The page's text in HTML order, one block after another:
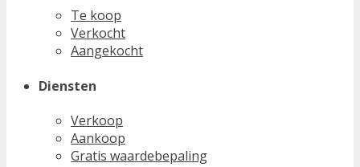
Te koop
Verkocht
Aangekocht
Diensten
Verkoop
Aankoop
Gratis waardebepaling